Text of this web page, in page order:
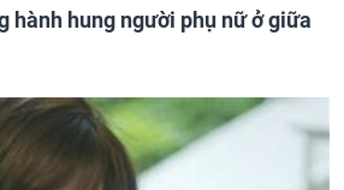
hành hung người phụ nữ ở giữa